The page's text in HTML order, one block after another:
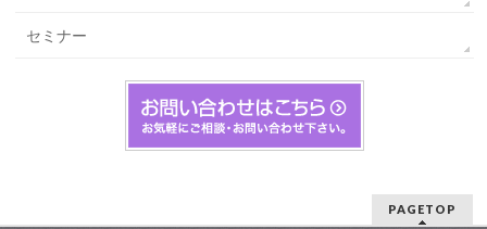
セミナー
PAGETOP